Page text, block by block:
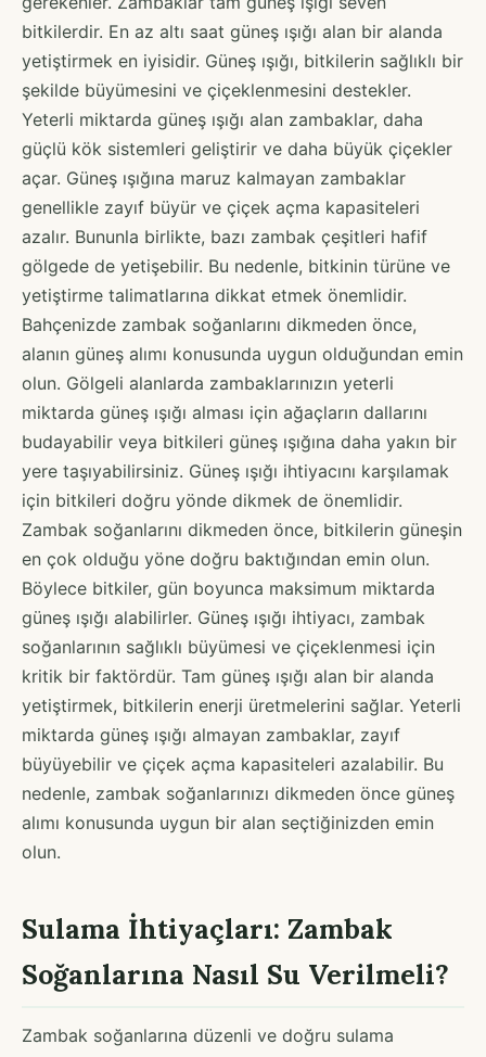
bitkilerdir. En az altı saat güneş ışığı alan bir alanda
yetiştirmek en iyisidir. Güneş ışığı, bitkilerin sağlıklı bir
şekilde büyümesini ve çiçeklenmesini destekler.
Yeterli miktarda güneş ışığı alan zambaklar, daha
güçlü kök sistemleri geliştirir ve daha büyük çiçekler
açar. Güneş ışığına maruz kalmayan zambaklar
genellikle zayıf büyür ve çiçek açma kapasiteleri
azalır. Bununla birlikte, bazı zambak çeşitleri hafif
gölgede de yetişebilir. Bu nedenle, bitkinin türüne ve
yetiştirme talimatlarına dikkat etmek önemlidir.
Bahçenizde zambak soğanlarını dikmeden önce,
alanın güneş alımı konusunda uygun olduğundan emin
olun. Gölgeli alanlarda zambaklarınızın yeterli
miktarda güneş ışığı alması için ağaçların dallarını
budayabilir veya bitkileri güneş ışığına daha yakın bir
yere taşıyabilirsiniz. Güneş ışığı ihtiyacını karşılamak
için bitkileri doğru yönde dikmek de önemlidir.
Zambak soğanlarını dikmeden önce, bitkilerin güneşin
en çok olduğu yöne doğru baktığından emin olun.
Böylece bitkiler, gün boyunca maksimum miktarda
güneş ışığı alabilirler. Güneş ışığı ihtiyacı, zambak
soğanlarının sağlıklı büyümesi ve çiçeklenmesi için
kritik bir faktördür. Tam güneş ışığı alan bir alanda
yetiştirmek, bitkilerin enerji üretmelerini sağlar. Yeterli
miktarda güneş ışığı almayan zambaklar, zayıf
büyüyebilir ve çiçek açma kapasiteleri azalabilir. Bu
nedenle, zambak soğanlarınızı dikmeden önce güneş
alımı konusunda uygun bir alan seçtiğinizden emin
olun.
Sulama İhtiyaçları: Zambak
Soğanlarına Nasıl Su Verilmeli?
Zambak soğanlarına düzenli ve doğru sulama